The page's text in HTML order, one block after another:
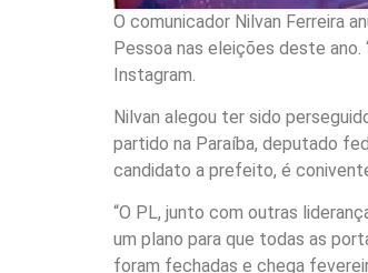
O comunicador Nilvan Ferreira
Pessoa nas eleições deste ano.
Instagram.
Nilvan alegou ter sido
partido na Paraíba, deputado
candidato a prefeito, é
“O PL, junto com outras
um plano para que todas as
foram fechadas e chega